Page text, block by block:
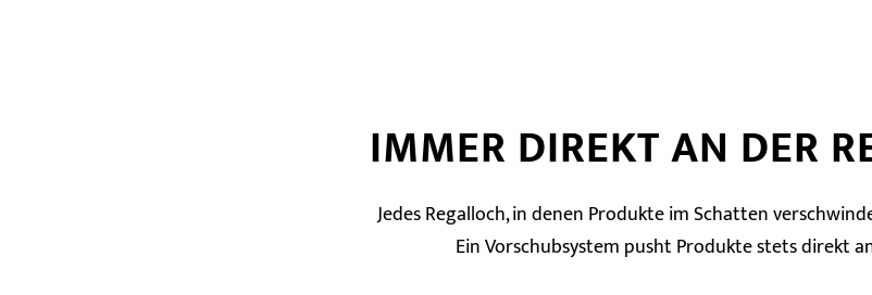
IMMER DIREKT AN DER
Jedes Regalloch, in denen Produkte im Schatten
Ein Vorschubsystem pusht Produkte stets direkt